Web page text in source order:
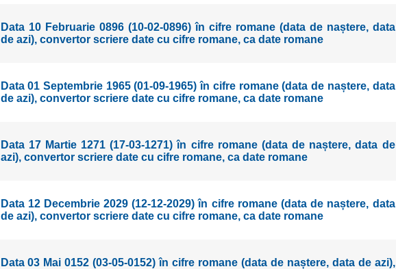
Data 10 Februarie 0896 (10-02-0896) în cifre romane (data de naștere, data
de azi), convertor scriere date cu cifre romane, ca date romane
Data 01 Septembrie 1965 (01-09-1965) în cifre romane (data de naștere, data
de azi), convertor scriere date cu cifre romane, ca date romane
Data 17 Martie 1271 (17-03-1271) în cifre romane (data de naștere, data de
azi), convertor scriere date cu cifre romane, ca date romane
Data 12 Decembrie 2029 (12-12-2029) în cifre romane (data de naștere, data
de azi), convertor scriere date cu cifre romane, ca date romane
Data 03 Mai 0152 (03-05-0152) în cifre romane (data de naștere, data de azi),